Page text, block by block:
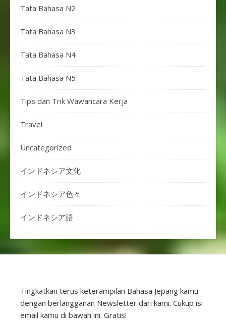
Tata Bahasa N2
Tata Bahasa N3
Tata Bahasa N4
Tata Bahasa N5
Tips dan Trik Wawancara Kerja
Travel
Uncategorized
インドネシア文化
インドネシア色々
インドネシア語
Tingkatkan terus keterampilan Bahasa Jepang kamu
dengan berlangganan Newsletter dari kami. Cukup isi
email kamu di bawah ini. Gratis!